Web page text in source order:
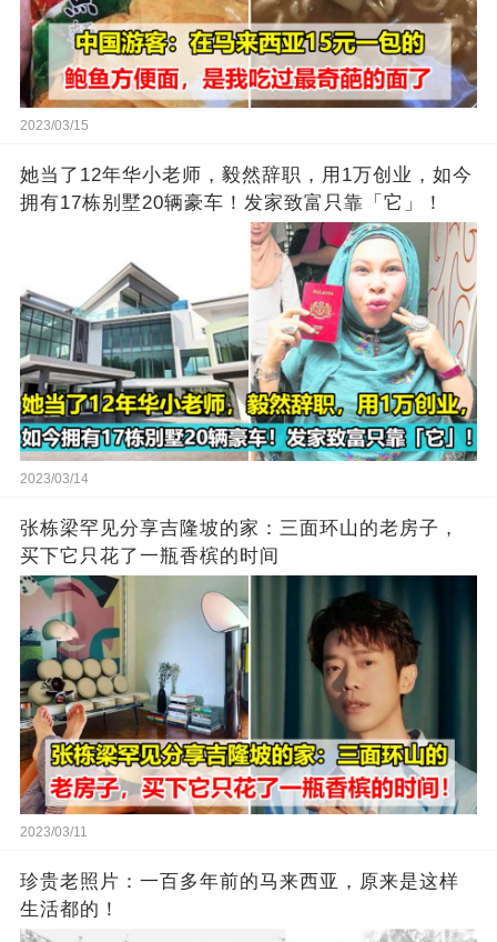
2023/03/15
她当了12年华小老师，毅然辞职，用1万创业，如今
拥有17栋别墅20辆豪车！发家致富只靠「它」！
2023/03/14
张栋梁罕见分享吉隆坡的家：三面环山的老房子，
买下它只花了一瓶香槟的时间
2023/03/11
珍贵老照片：一百多年前的马来西亚，原来是这样
生活都的！